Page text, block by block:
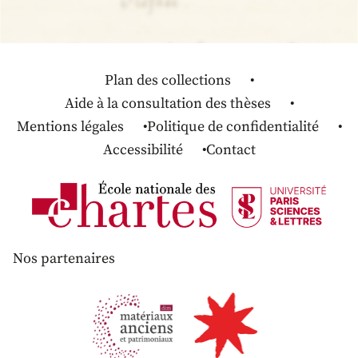
Plan des collections
Aide à la consultation des thèses
Mentions légales
Politique de confidentialité
Accessibilité
Contact
Nos partenaires